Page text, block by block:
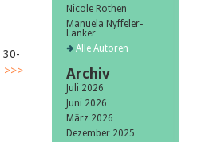
30-
>>>
Nicole Rothen
Manuela Nyffeler-
Lanker
Alle Autoren
Archiv
Juli 2026
Juni 2026
März 2026
Dezember 2025